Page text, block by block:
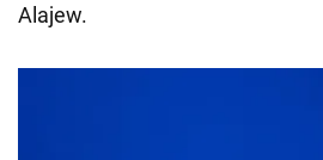
Alajew.